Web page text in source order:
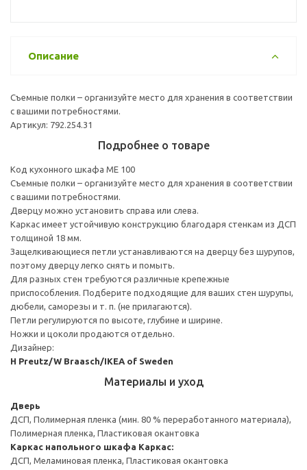
Описание
Съемные полки – организуйте место для хранения в соответствии
с вашими потребностями.
Артикул: 792.254.31
Подробнее о товаре
Код кухонного шкафа ME 100
Съемные полки – организуйте место для хранения в соответствии
с вашими потребностями.
Дверцу можно установить справа или слева.
Каркас имеет устойчивую конструкцию благодаря стенкам из ДСП
толщиной 18 мм.
Защелкивающиеся петли устанавливаются на дверцу без шурупов,
поэтому дверцу легко снять и помыть.
Для разных стен требуются различные крепежные
приспособления. Подберите подходящие для ваших стен шурупы,
дюбели, саморезы и т. п. (не прилагаются).
Петли регулируются по высоте, глубине и ширине.
Ножки и цоколи продаются отдельно.
Дизайнер:
H Preutz/W Braasch/IKEA of Sweden
Материалы и уход
Дверь
ДСП, Полимерная пленка (мин. 80 % переработанного материала),
Полимерная пленка, Пластиковая окантовка
Каркас напольного шкафа Каркас:
ДСП, Меламиновая пленка, Пластиковая окантовка